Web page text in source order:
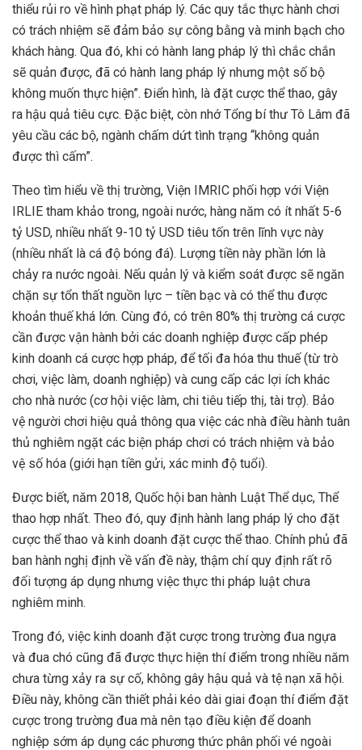
thiểu rủi ro về hình phạt pháp lý. Các quy tắc thực hành chơi
có trách nhiệm sẽ đảm bảo sự công bằng và minh bạch cho
khách hàng. Qua đó, khi có hành lang pháp lý thì chắc chắn
sẽ quản được, đã có hành lang pháp lý nhưng một số bộ
không muốn thực hiện”. Điển hình, là đặt cược thể thao, gây
ra hậu quả tiêu cực. Đặc biệt, còn nhớ Tổng bí thư Tô Lâm đã
yêu cầu các bộ, ngành chấm dứt tình trạng “không quản
được thì cấm”.
Theo tìm hiểu về thị trường, Viện IMRIC phối hợp với Viện
IRLIE tham khảo trong, ngoài nước, hàng năm có ít nhất 5-6
tỷ USD, nhiều nhất 9-10 tỷ USD tiêu tốn trên lĩnh vực này
(nhiều nhất là cá độ bóng đá). Lượng tiền này phần lớn là
chảy ra nước ngoài. Nếu quản lý và kiểm soát được sẽ ngăn
chặn sự tổn thất nguồn lực – tiền bạc và có thể thu được
khoản thuế khá lớn. Cùng đó, có trên 80% thị trường cá cược
cần được vận hành bởi các doanh nghiệp được cấp phép
kinh doanh cá cược hợp pháp, để tối đa hóa thu thuế (từ trò
chơi, việc làm, doanh nghiệp) và cung cấp các lợi ích khác
cho nhà nước (cơ hội việc làm, chi tiêu tiếp thị, tài trợ). Bảo
vệ người chơi hiệu quả thông qua việc các nhà điều hành tuân
thủ nghiêm ngặt các biện pháp chơi có trách nhiệm và bảo
vệ số hóa (giới hạn tiền gửi, xác minh độ tuổi).
Được biết, năm 2018, Quốc hội ban hành Luật Thể dục, Thể
thao hợp nhất. Theo đó, quy định hành lang pháp lý cho đặt
cược thể thao và kinh doanh đặt cược thể thao. Chính phủ đã
ban hành nghị định về vấn đề này, thậm chí quy định rất rõ
đối tượng áp dụng nhưng việc thực thi pháp luật chưa
nghiêm minh.
Trong đó, việc kinh doanh đặt cược trong trường đua ngựa
và đua chó cũng đã được thực hiện thí điểm trong nhiều năm
chưa từng xảy ra sự cố, không gây hậu quả và tệ nạn xã hội.
Điều này, không cần thiết phải kéo dài giai đoạn thí điểm đặt
cược trong trường đua mà nên tạo điều kiện để doanh
nghiệp sớm áp dụng các phương thức phân phối vé ngoài